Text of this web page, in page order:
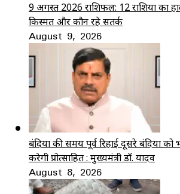
9 अगस्त 2026 राशिफल: 12 राशियों का
किस्मत और कौन रहे सतर्क
August 9, 2026
बंदियों की समय पूर्व रिहाई दूसरे बंदियों
करेगी प्रोत्साहित : मुख्यमंत्री डॉ. यादव
August 8, 2026